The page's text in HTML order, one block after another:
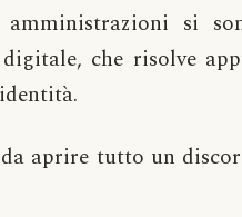
si
che risolve
aprire tutto un